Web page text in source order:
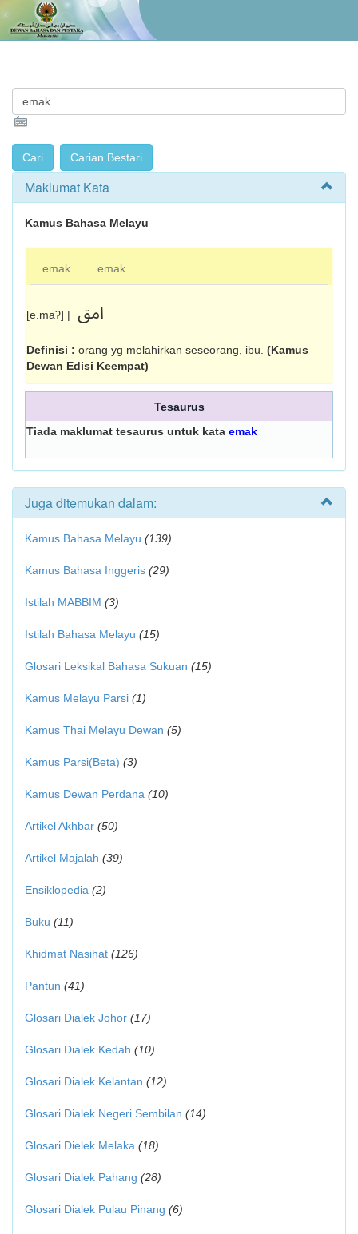
Maklumat Kata
Kamus Bahasa Melayu
emak emak
[e.maʔ] | امق
Definisi : orang yg melahirkan seseorang, ibu. (Kamus
Dewan Edisi Keempat)
Tesaurus
Tiada maklumat tesaurus untuk kata emak
Juga ditemukan dalam:
Kamus Bahasa Melayu (139)
Kamus Bahasa Inggeris (29)
Istilah MABBIM (3)
Istilah Bahasa Melayu (15)
Glosari Leksikal Bahasa Sukuan (15)
Kamus Melayu Parsi (1)
Kamus Thai Melayu Dewan (5)
Kamus Parsi(Beta) (3)
Kamus Dewan Perdana (10)
Artikel Akhbar (50)
Artikel Majalah (39)
Ensiklopedia (2)
Buku (11)
Khidmat Nasihat (126)
Pantun (41)
Glosari Dialek Johor (17)
Glosari Dialek Kedah (10)
Glosari Dialek Kelantan (12)
Glosari Dialek Negeri Sembilan (14)
Glosari Dielek Melaka (18)
Glosari Dialek Pahang (28)
Glosari Dialek Pulau Pinang (6)